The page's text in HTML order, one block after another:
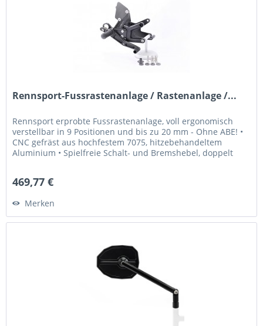
Rennsport-Fussrastenanlage / Rastenanlage /...
Rennsport erprobte Fussrastenanlage, voll ergonomisch
verstellbar in 9 Positionen und bis zu 20 mm - Ohne ABE! •
CNC gefräst aus hochfestem 7075, hitzebehandeltem
Aluminium • Spielfreie Schalt- und Bremshebel, doppelt
469,77 €
Merken